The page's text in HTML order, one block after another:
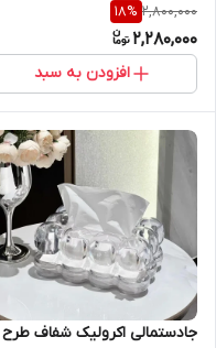
مسافرتی و سالن
2,800,000
18%
2,280,000
افزودن به سبد
جادستمالی اکرولیک شفاف طرح